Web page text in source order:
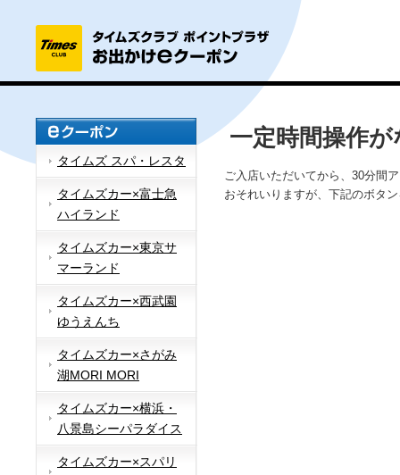
タイムズ スパ・レスタ
タイムズカー×富士急
ハイランド
タイムズカー×東京サ
マーランド
タイムズカー×西武園
ゆうえんち
タイムズカー×さがみ
湖MORI MORI
タイムズカー×横浜・
八景島シーパラダイス
タイムズカー×スパリ
一定時間操作
ご入店いただいてから、30分間
おそれいりますが、下記のボタ